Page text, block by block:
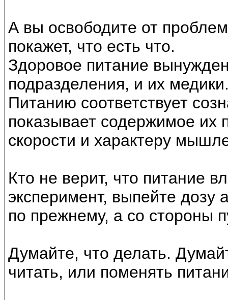
А вы освободите от
покажет, что есть что.
Здоровое питание
подразделения, и их
Питанию соответствует
показывает содержимое их
скорости и характеру
Кто не верит, что питание
эксперимент, выпейте дозу
по прежнему, а со стороны
Думайте, что делать.
читать, или поменять